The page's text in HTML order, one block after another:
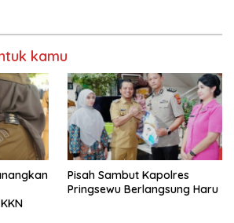
kamu
Pisah Sambut Kapolres
Pringsewu Berlangsung Haru